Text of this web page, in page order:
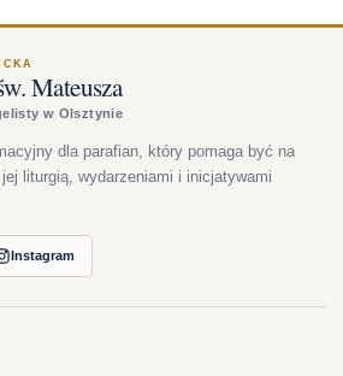
Mateusza
w Olsztynie
dla parafian, który pomaga być na
liturgią, wydarzeniami i inicjatywami
Instagram